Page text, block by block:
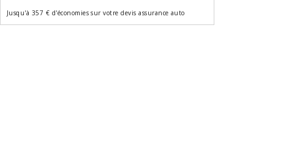
Jusqu'à 357 € d'économies sur votre devis assurance auto